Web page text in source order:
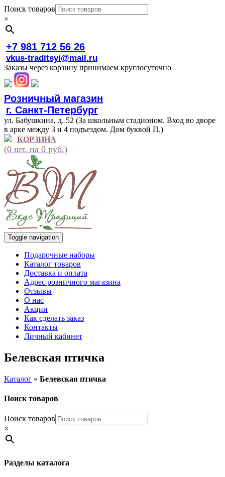
Поиск товаров
×
+7 981 712 56 26
vkus-traditsyi@mail.ru
Заказы через корзину принимаем круглосуточно
Розничный магазин
г. Санкт-Петербург
ул. Бабушкина, д. 52 (За школьным стадионом. Вход во дворе
в арке между 3 и 4 подъездом. Дом буквой П.)
КОРЗИНА
(0 шт. на 0 руб.)
Toggle navigation
Подарочные наборы
Каталог товаров
Доставка и оплата
Адрес розничного магазина
Отзывы
О нас
Акции
Как сделать заказ
Контакты
Личный кабинет
Белевская птичка
Каталог » Белевская птичка
Поиск товаров
Поиск товаров
×
Разделы каталога